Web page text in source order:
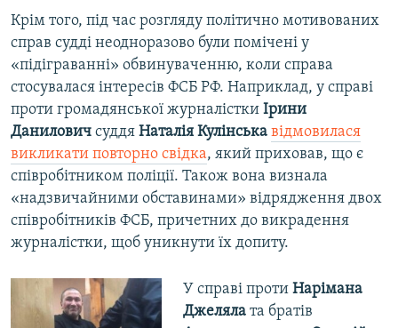
Крім того, під час розгляду політично мотивованих
справ судді неодноразово були помічені у
«підіграванні» обвинуваченню, коли справа
стосувалася інтересів ФСБ РФ. Наприклад, у справі
проти громадянської журналістки Ірини
Данилович суддя Наталія Кулінська відмовилася
викликати повторно свідка, який приховав, що є
співробітником поліції. Також вона визнала
«надзвичайними обставинами» відрядження двох
співробітників ФСБ, причетних до викрадення
журналістки, щоб уникнути їх допиту.
У справі проти Нарімана
Джелялата братів